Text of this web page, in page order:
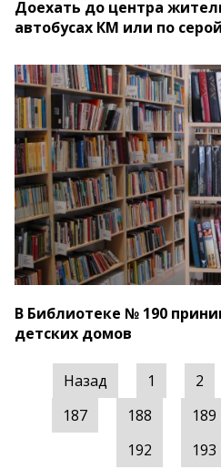
Доехать до центра
автобусах КМ или по
В Библиотеке № 190
детских домов
Назад 1 2
187
188 189
192
193